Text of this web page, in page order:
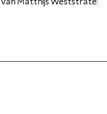
Matthijs Weststrate: